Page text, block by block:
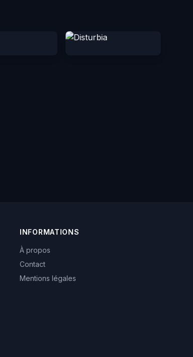
INFORMATIONS
À propos
Contact
Mentions légales